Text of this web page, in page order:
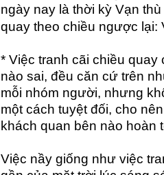
ngày nay là thời kỳ Vạn
quay theo chiều ngược lại:
* Việc tranh cãi chiều
nào sai, đều căn cứ trên
mỗi nhóm người, nhưng
một cách tuyệt đối, cho
khách quan bên nào hoàn
Việc nầy giống như việc